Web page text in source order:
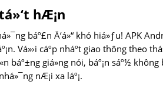
hÆ¡n
báº£n Ä‘á»“ khó hiá»ƒu! APK
Vá»›i cáº­p nháº­t giao thông theo
báº±ng giá»ng nói, báº¡n sáº½ không
nÆ¡i xa láº¡.